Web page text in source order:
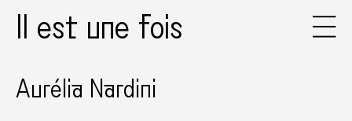
Il est une fois
Aurélia Nardini